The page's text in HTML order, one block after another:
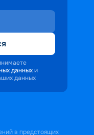
данных и
данных
в предстоящих